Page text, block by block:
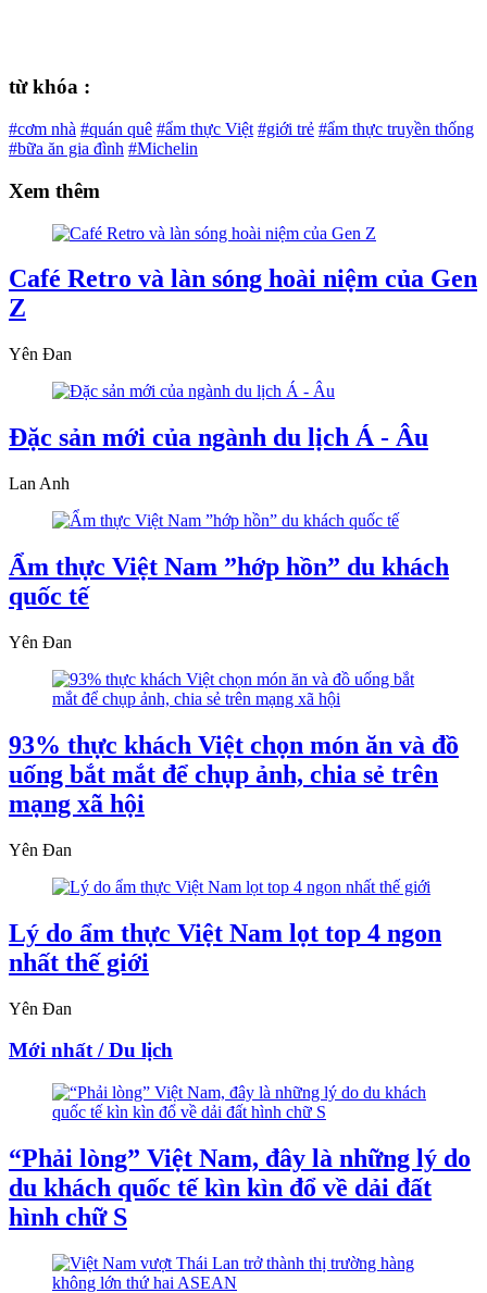
từ khóa :
#cơm nhà #quán quê #ẩm thực Việt #giới trẻ #ẩm thực truyền thống
#bữa ăn gia đình #Michelin
Xem thêm
Café Retro và làn sóng hoài niệm của Gen
Z
Yên Đan
Đặc sản mới của ngành du lịch Á - Âu
Lan Anh
Ẩm thực Việt Nam ”hớp hồn” du khách
quốc tế
Yên Đan
93% thực khách Việt chọn món ăn và đồ
uống bắt mắt để chụp ảnh, chia sẻ trên
mạng xã hội
Yên Đan
Lý do ẩm thực Việt Nam lọt top 4 ngon
nhất thế giới
Yên Đan
Mới nhất / Du lịch
“Phải lòng” Việt Nam, đây là những lý do
du khách quốc tế kìn kìn đổ về dải đất
hình chữ S